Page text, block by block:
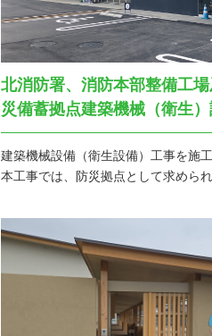
北消防署、消防本部整備工
災備蓄拠点建築機械（衛生
建築機械設備（衛生設備）工事を施工
本工事では、防災拠点として求めら